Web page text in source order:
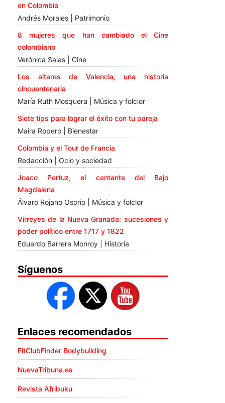
en Colombia
Andrés Morales | Patrimonio
8 mujeres que han cambiado el Cine
colombiano
Verónica Salas | Cine
Los altares de Valencia, una historia
cincuentenaria
María Ruth Mosquera | Música y folclor
Siete tips para lograr el éxito con tu pareja
Maira Ropero | Bienestar
Colombia y el Tour de Francia
Redacción | Ocio y sociedad
Joaco Pertuz, el cantante del Bajo
Magdalena
Álvaro Rojano Osorio | Música y folclor
Virreyes de la Nueva Granada: sucesiones y
poder político entre 1717 y 1822
Eduardo Barrera Monroy | Historia
Síguenos
Enlaces recomendados
FitClubFinder Bodybuilding
NuevaTribuna.es
Revista Afribuku